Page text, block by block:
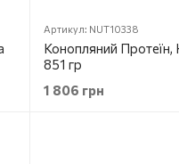
Артикул: NUT10338
Конопляний
851 гр
1 806 грн